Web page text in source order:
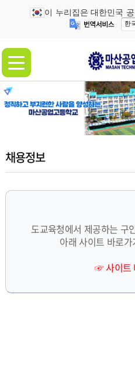
이 누리집은 대한민국
채용정보
도교육청에서 제공하는 구
아래 사이트 바로
☞ 사이트